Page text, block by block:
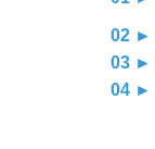
02 ►
03 ►
04 ►